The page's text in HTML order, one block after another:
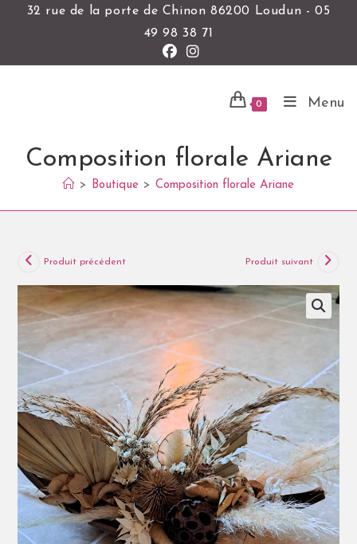
32 rue de la porte de Chinon 86200 Loudun - 05
49 98 38 71
0 Menu
Composition florale Ariane
> Boutique > Composition florale Ariane
Produit précédent Produit suivant